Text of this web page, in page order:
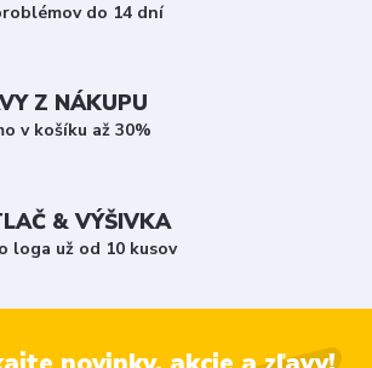
do 14 dní
Z NÁKUPU
v košíku až 30%
& VÝŠIVKA
loga už od 10 kusov